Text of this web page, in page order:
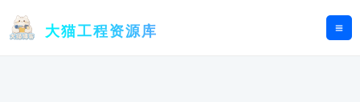
大猫工程资源库